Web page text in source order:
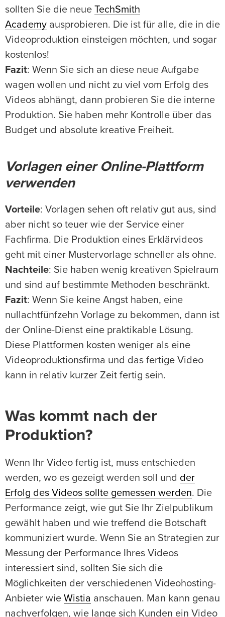
sollten Sie die neue TechSmith
Academy ausprobieren. Die ist für alle, die in die
Videoproduktion einsteigen möchten, und sogar
kostenlos!
Fazit: Wenn Sie sich an diese neue Aufgabe
wagen wollen und nicht zu viel vom Erfolg des
Videos abhängt, dann probieren Sie die interne
Produktion. Sie haben mehr Kontrolle über das
Budget und absolute kreative Freiheit.
Vorlagen einer Online-Plattform
verwenden
Vorteile: Vorlagen sehen oft relativ gut aus, sind
aber nicht so teuer wie der Service einer
Fachfirma. Die Produktion eines Erklärvideos
geht mit einer Mustervorlage schneller als ohne.
Nachteile: Sie haben wenig kreativen Spielraum
und sind auf bestimmte Methoden beschränkt.
Fazit: Wenn Sie keine Angst haben, eine
nullachtfünfzehn Vorlage zu bekommen, dann ist
der Online-Dienst eine praktikable Lösung.
Diese Plattformen kosten weniger als eine
Videoproduktionsfirma und das fertige Video
kann in relativ kurzer Zeit fertig sein.
Was kommt nach der
Produktion?
Wenn Ihr Video fertig ist, muss entschieden
werden, wo es gezeigt werden soll und der
Erfolg des Videos sollte gemessen werden. Die
Performance zeigt, wie gut Sie Ihr Zielpublikum
gewählt haben und wie treffend die Botschaft
kommuniziert wurde. Wenn Sie an Strategien zur
Messung der Performance Ihres Videos
interessiert sind, sollten Sie sich die
Möglichkeiten der verschiedenen Videohosting-
Anbieter wie Wistia anschauen. Man kann genau
nachverfolgen, wie lange sich Kunden ein Video